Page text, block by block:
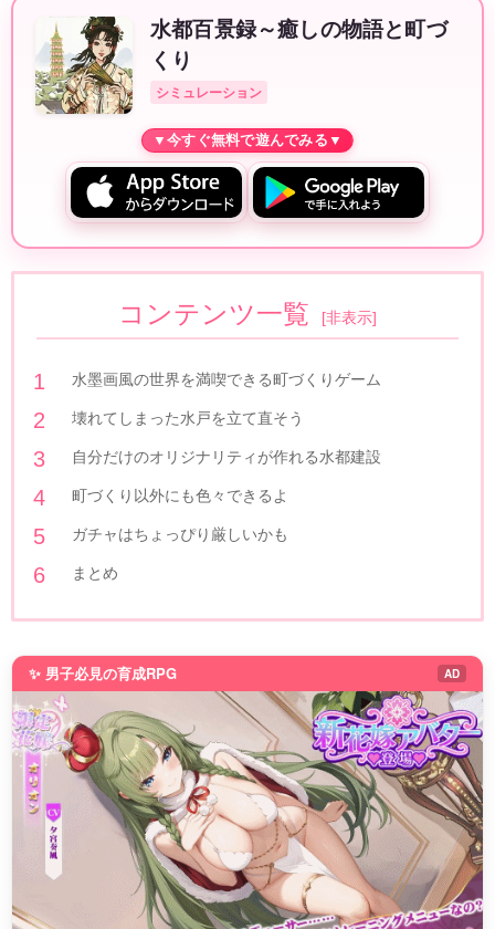
水都百景録～癒しの物語と町づ
くり
シミュレーション
コンテンツ一覧 [非表示]
水墨画風の世界を満喫できる町づくりゲーム
壊れてしまった水戸を立て直そう
自分だけのオリジナリティが作れる水都建設
町づくり以外にも色々できるよ
ガチャはちょっぴり厳しいかも
まとめ
✨ 男子必見の育成RPG AD